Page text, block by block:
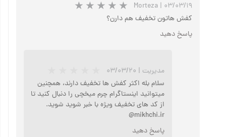
Morteza | ۰۳/۰۳/۱۹
کفش هاتون تخفیف هم دارن؟
پاسخ دهید
مدیریت | ۰۳/۰۳/۲۰
سلام بله اکثر کفش ها تخفیف دارند، همچنین
میتوانید اینستاگرام چرم میخچی را دنبال کنید تا
از کد های تخفیف ویژه با خبر شوید شوید.
mikhchi.ir@
پاسخ دهید